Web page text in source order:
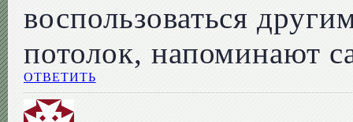
воспользоваться
потолок, напоминают
ОТВЕТИТЬ